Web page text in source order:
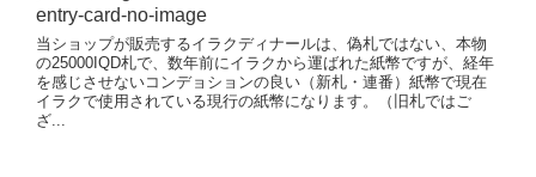
当ショップが販売するイラクディナールは、偽札ではない、本物
の25000IQD札で、数年前にイラクから運ばれた紙幣ですが、経年
を感じさせないコンデョションの良い（新札・連番）紙幣で現在
イラクで使用されている現行の紙幣になります。（旧札ではご
ざ...